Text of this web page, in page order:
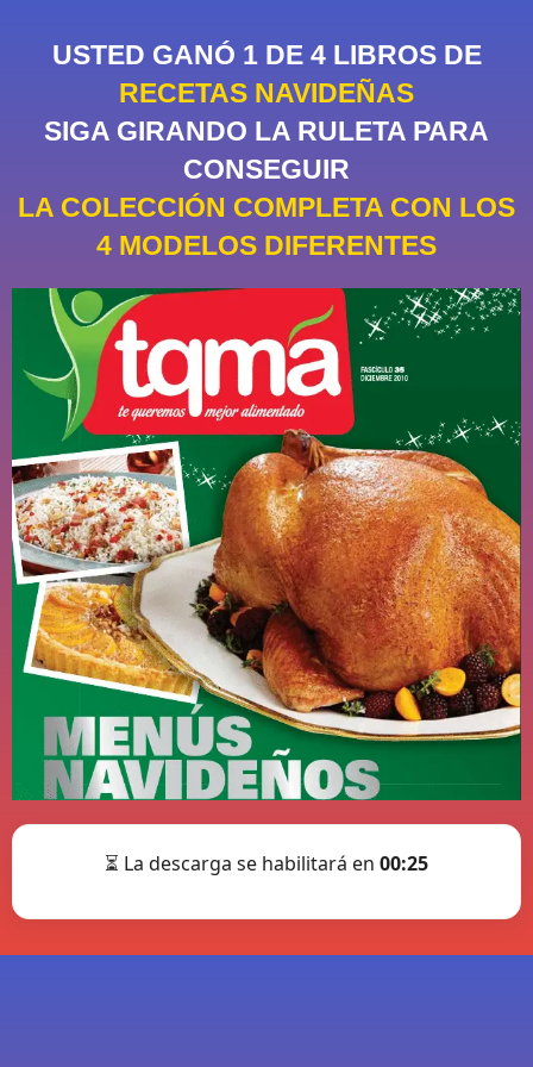
USTED GANÓ 1 DE 4 LIBROS DE
RECETAS NAVIDEÑAS
SIGA GIRANDO LA RULETA PARA
CONSEGUIR
LA COLECCIÓN COMPLETA CON LOS
4 MODELOS DIFERENTES
⏳ La descarga se habilitará en 00:25